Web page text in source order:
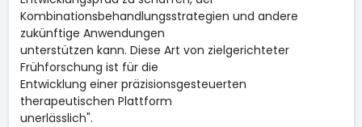
Kombinationsbehandlungsstrategien und andere
zukünftige Anwendungen
unterstützen kann. Diese Art von zielgerichteter
Frühforschung ist für die
Entwicklung einer präzisionsgesteuerten
therapeutischen Plattform
unerlässlich".